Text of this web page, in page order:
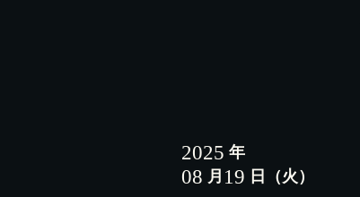
2025 年
08 月 19 日 （火）